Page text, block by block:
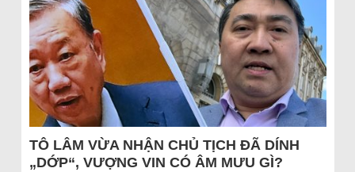
TÔ LÂM VỪA NHẬN CHỦ TỊCH ĐÃ DÍNH
„DỚP“, VƯỢNG VIN CÓ ÂM MƯU GÌ?